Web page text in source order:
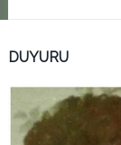
DUYURU